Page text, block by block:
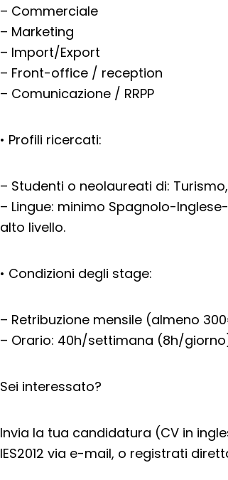
– Commerciale
– Marketing
– Import/Export
– Front-office / reception
– Comunicazione / RRPP
• Profili ricercati:
– Studenti o neolaureati di:
– Lingue: minimo Spagnolo-
alto livello.
• Condizioni degli stage:
– Retribuzione mensile (almeno
– Orario: 40h/settimana (8h/
Sei interessato?
Invia la tua candidatura (CV in
IES2012 via e-mail, o registrati